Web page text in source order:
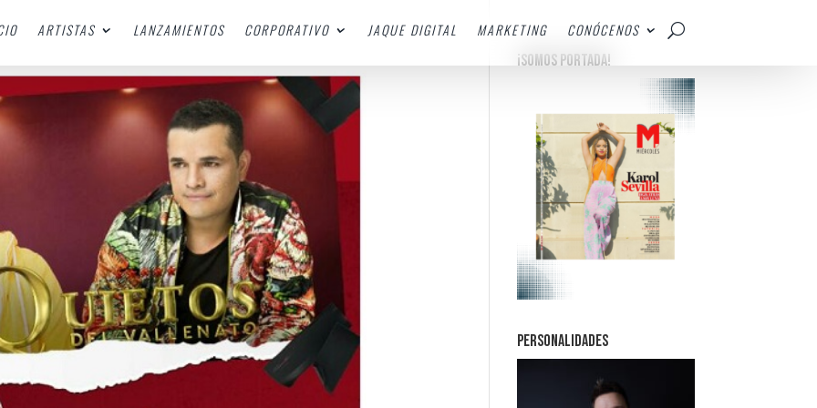
ARTISTAS LANZAMIENTOS CORPORATIVO JAQUE DIGITAL MARKETING
CONÓCENOS
¡SOMOS PORTADA!
PERSONALIDADES